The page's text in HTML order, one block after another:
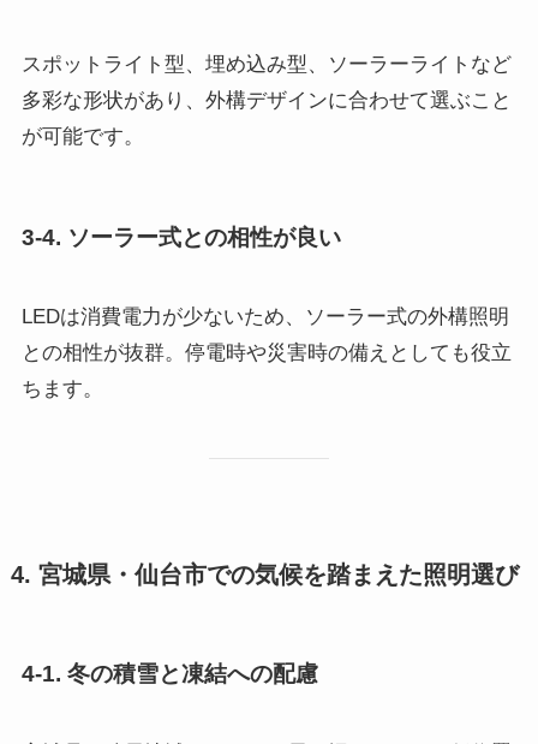
スポットライト型、埋め込み型、ソーラーライトなど
多彩な形状があり、外構デザインに合わせて選ぶこと
が可能です。
3-4. ソーラー式との相性が良い
LEDは消費電力が少ないため、ソーラー式の外構照明
との相性が抜群。停電時や災害時の備えとしても役立
ちます。
4. 宮城県・仙台市での気候を踏まえた照明選び
4-1. 冬の積雪と凍結への配慮